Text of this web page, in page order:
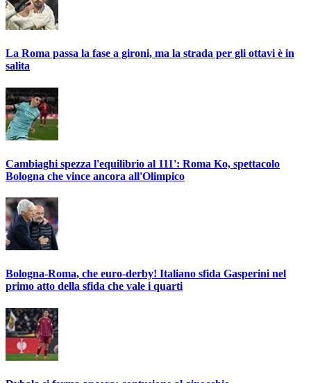
La Roma passa la fase a gironi, ma la strada per gli ottavi è in
salita
Cambiaghi spezza l'equilibrio al 111': Roma Ko, spettacolo
Bologna che vince ancora all'Olimpico
Bologna-Roma, che euro-derby! Italiano sfida Gasperini nel
primo atto della sfida che vale i quarti